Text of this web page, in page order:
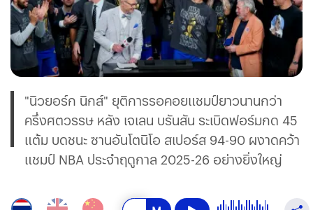
"นิวยอร์ก นิกส์" ยุติการรอคอยแชมป์ยาวนานกว่า
ครึ่งศตวรรษ หลัง เจเลน บรันสัน ระเบิดฟอร์มกด 45
แต้ม บดชนะ ซานอันโตนิโอ สเปอร์ส 94-90 ผงาดคว้า
แชมป์ NBA ประจำฤดูกาล 2025-26 อย่างยิ่งใหญ่